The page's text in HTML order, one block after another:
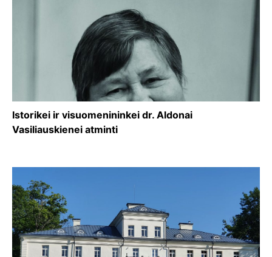
Istorikei ir visuomenininkei dr. Aldonai
Vasiliauskienei atminti